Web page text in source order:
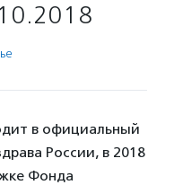
в официальный
России, в 2018
Фонда